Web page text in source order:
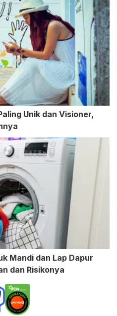
Unik dan Visioner,
Mandi dan Lap Dapur
dan Risikonya